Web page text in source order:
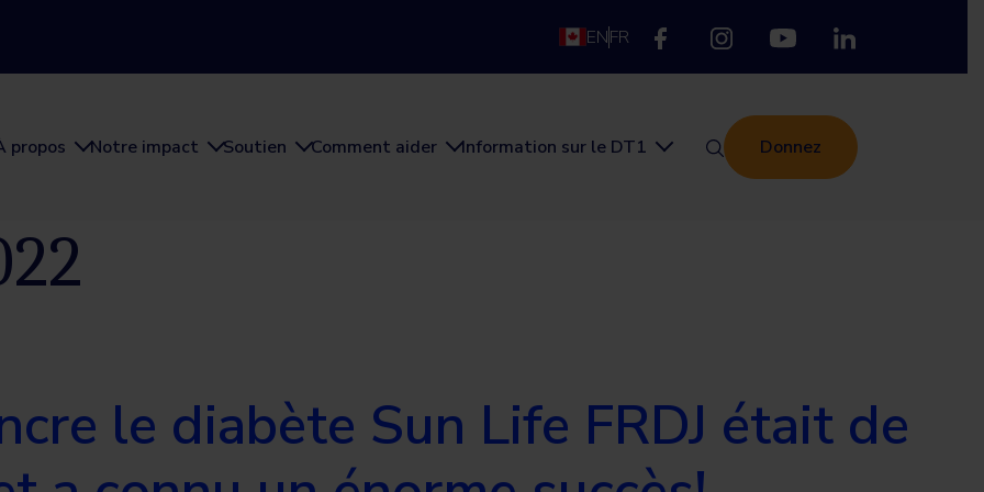
ENFR
propos
Notre impact Soutien Comment aider Information sur le DT1 Donnez
le diabète Sun Life FRDJ était de